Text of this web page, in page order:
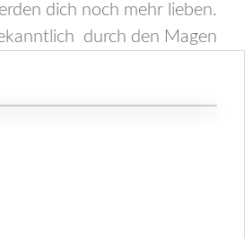
dich noch mehr lieben.
durch den Magen